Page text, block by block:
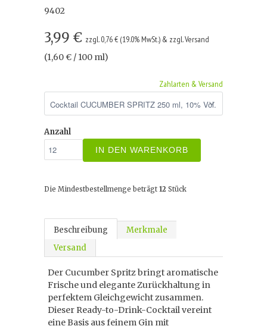
9402
3,99 € zzgl. 0,76 € (19.0% MwSt.) & zzgl. Versand
(1,60 € / 100 ml)
Zahlarten & Versand
Anzahl
IN DEN WARENKORB
Die Mindestbestellmenge beträgt 12 Stück
Beschreibung
Merkmale
Versand
Der Cucumber Spritz bringt aromatische
Frische und elegante Zurückhaltung in
perfektem Gleichgewicht zusammen.
Dieser Ready-to-Drink-Cocktail vereint
eine Basis aus feinem Gin mit